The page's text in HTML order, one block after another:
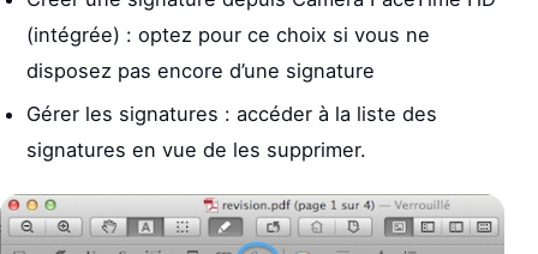
(intégrée) : optez pour ce choix si vous ne
disposez pas encore d’une signature
Gérer les signatures : accéder à la liste des
signatures en vue de les supprimer.